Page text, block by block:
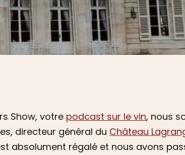
Show, votre podcast sur le vin, nous
directeur général du Château
absolument régalé et nous avons